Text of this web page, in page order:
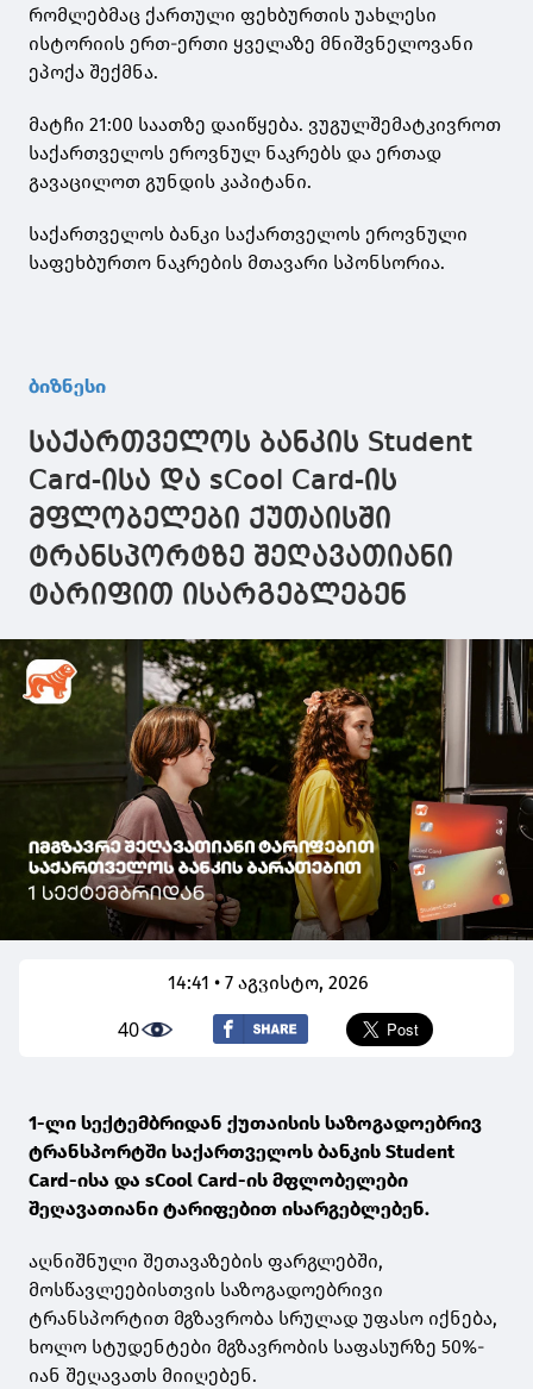
რომლებმაც ქართული ფეხბურთის უახლესი
ისტორიის ერთ-ერთი ყველაზე მნიშვნელოვანი
ეპოქა შექმნა.
მატჩი 21:00 საათზე დაიწყება. ვუგულშემატკივროთ
საქართველოს ეროვნულ ნაკრებს და ერთად
გავაცილოთ გუნდის კაპიტანი.
საქართველოს ბანკი საქართველოს ეროვნული
საფეხბურთო ნაკრების მთავარი სპონსორია.
ბიზნესი
საქართველოს ბანკის Student
Card-ისა და sCool Card-ის
მფლობელები ქუთაისში
ტრანსპორტზე შეღავათიანი
ტარიფით ისარგებლებენ
14:41 • 7 აგვისტო, 2026
40
1-ლი სექტემბრიდან ქუთაისის საზოგადოებრივ
ტრანსპორტში საქართველოს ბანკის Student
Card-ისა და sCool Card-ის მფლობელები
შეღავათიანი ტარიფებით ისარგებლებენ.
აღნიშნული შეთავაზების ფარგლებში,
მოსწავლეებისთვის საზოგადოებრივი
ტრანსპორტით მგზავრობა სრულად უფასო იქნება,
ხოლო სტუდენტები მგზავრობის საფასურზე 50%-
იან შეღავათს მიიღებენ.